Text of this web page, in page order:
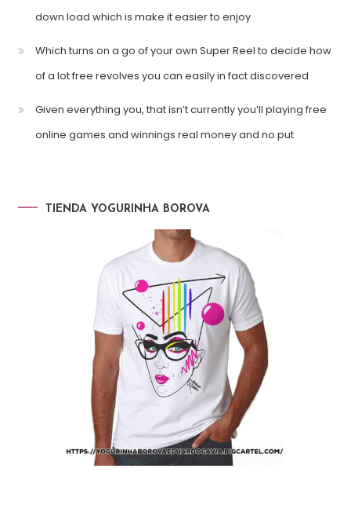
down load which is make it easier to enjoy
Which turns on a go of your own Super Reel to decide how
of a lot free revolves you can easily in fact discovered
Given everything you, that isn’t currently you’ll playing free
online games and winnings real money and no put
TIENDA YOGURINHA BOROVA